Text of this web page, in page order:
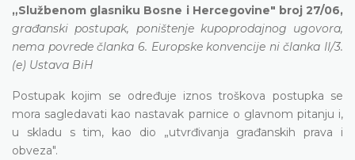
„Službenom glasniku Bosne i Hercegovine" broj 27/06,
građanski postupak, poništenje kupoprodajnog ugovora,
nema povrede članka 6. Europske konvencije ni članka II/3.
(e) Ustava BiH
Postupak kojim se određuje iznos troškova postupka se
mora sagledavati kao nastavak parnice o glavnom pitanju i,
u skladu s tim, kao dio „utvrđivanja građanskih prava i
obveza".